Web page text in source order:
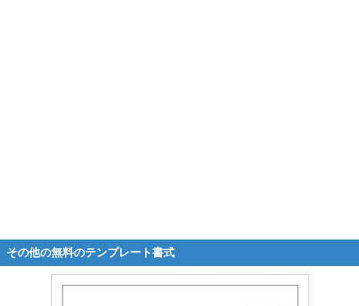
その他の無料のテンプレート書式